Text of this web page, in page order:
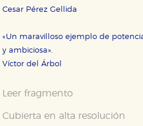
Cesar Pérez Gellida
«Un maravilloso ejemplo de
y ambiciosa».
Víctor del Árbol
Leer fragmento
Cubierta en alta resolución
GUARDAR